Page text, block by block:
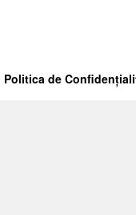
Politica de